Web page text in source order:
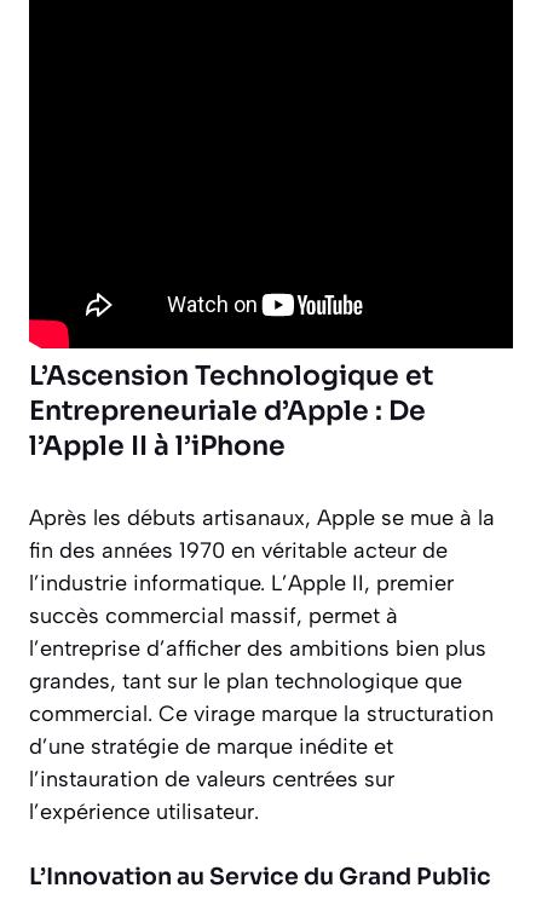
L’Ascension Technologique et
Entrepreneuriale d’Apple : De
l’Apple II à l’iPhone
Après les débuts artisanaux, Apple se mue à la
fin des années 1970 en véritable acteur de
l’industrie informatique. L’Apple II, premier
succès commercial massif, permet à
l’entreprise d’afficher des ambitions bien plus
grandes, tant sur le plan technologique que
commercial. Ce virage marque la structuration
d’une stratégie de marque inédite et
l’instauration de valeurs centrées sur
l’expérience utilisateur.
L’Innovation au Service du Grand Public